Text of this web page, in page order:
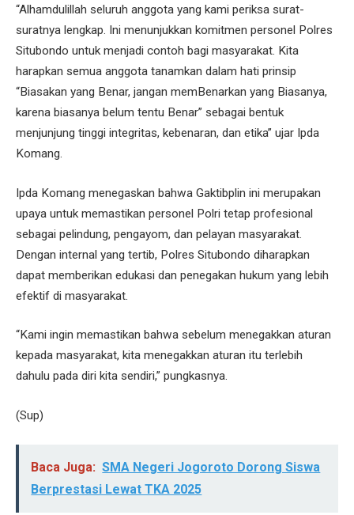
“Alhamdulillah seluruh anggota yang kami periksa surat-
suratnya lengkap. Ini menunjukkan komitmen personel Polres
Situbondo untuk menjadi contoh bagi masyarakat. Kita
harapkan semua anggota tanamkan dalam hati prinsip
“Biasakan yang Benar, jangan memBenarkan yang Biasanya,
karena biasanya belum tentu Benar” sebagai bentuk
menjunjung tinggi integritas, kebenaran, dan etika” ujar Ipda
Komang.
Ipda Komang menegaskan bahwa Gaktibplin ini merupakan
upaya untuk memastikan personel Polri tetap profesional
sebagai pelindung, pengayom, dan pelayan masyarakat.
Dengan internal yang tertib, Polres Situbondo diharapkan
dapat memberikan edukasi dan penegakan hukum yang lebih
efektif di masyarakat.
“Kami ingin memastikan bahwa sebelum menegakkan aturan
kepada masyarakat, kita menegakkan aturan itu terlebih
dahulu pada diri kita sendiri,” pungkasnya.
(Sup)
Baca Juga: SMA Negeri Jogoroto Dorong Siswa
Berprestasi Lewat TKA 2025